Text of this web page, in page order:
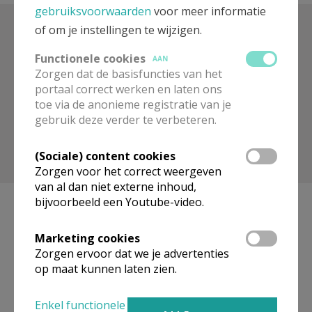
Zoek op trefwoord
Toon meer filters
Geen artikels gevonden.
Pagina's
gebruiksvoorwaarden voor meer informatie
of om je instellingen te wijzigen.
Functionele cookies
AAN
Zorgen dat de basisfuncties van het
portaal correct werken en laten ons
toe via de anonieme registratie van je
gebruik deze verder te verbeteren.
(Sociale) content cookies
Zorgen voor het correct weergeven
van al dan niet externe inhoud,
bijvoorbeeld een Youtube-video.
Marketing cookies
Zorgen ervoor dat we je advertenties
op maat kunnen laten zien.
Enkel functionele